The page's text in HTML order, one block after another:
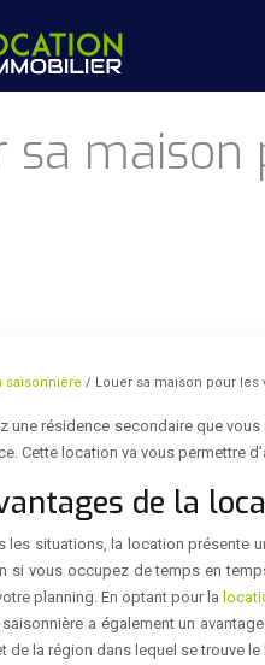
sa maison
saisonnière / Louer sa maison pour les
une résidence secondaire que
Cette location va vous permettre
de la
les situations, la location présente
si vous occupez de temps en
planning. En optant pour la
a également un
de la région dans lequel se trouve le